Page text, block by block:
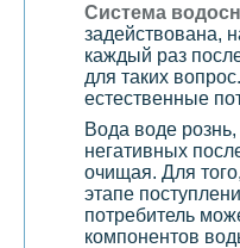
Система
задействована,
каждый раз
для таких
естественные
Вода воде
негативных
очищая. Для
этапе
потребитель
компонентов